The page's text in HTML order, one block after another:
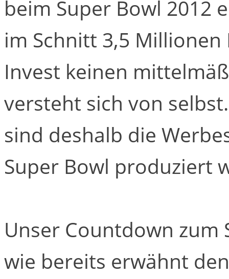
beim Super Bowl 2012
im Schnitt 3,5
Invest keinen
versteht sich von
sind deshalb die
Super Bowl produziert
Unser Countdown zum
wie bereits erwähnt